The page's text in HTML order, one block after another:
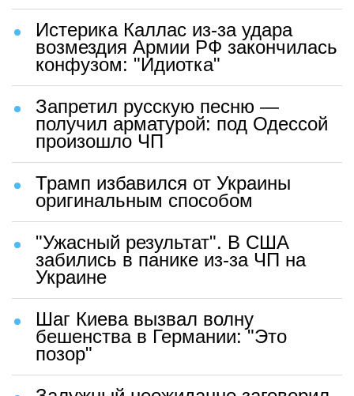
Истерика Каллас из-за удара
возмездия Армии РФ закончилась
конфузом: "Идиотка"
Запретил русскую песню —
получил арматурой: под Одессой
произошло ЧП
Трамп избавился от Украины
оригинальным способом
"Ужасный результат". В США
забились в панике из-за ЧП на
Украине
Шаг Киева вызвал волну
бешенства в Германии: "Это
позор"